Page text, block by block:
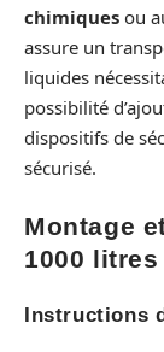
chimiques ou
assure un
liquides
possibilité
dispositifs de
sécurisé.
Montage
1000 litres
Instructions